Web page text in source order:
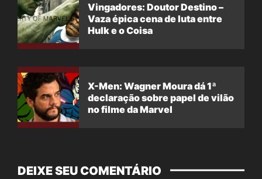
Vingadores: Doutor Destino –
Vaza épica cena de luta entre
Hulk e o Coisa
X-Men: Wagner Moura dá 1ª
declaração sobre papel de vilão
no filme da Marvel
DEIXE SEU COMENTÁRIO